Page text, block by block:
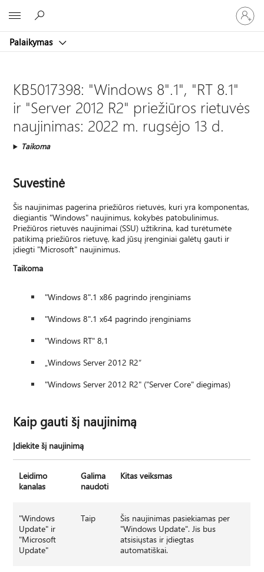
Palaikymas
prie
paskyros
KB5017398: "Windows 8".1", "RT 8.1"
ir "Server 2012 R2" priežiūros rietuvės
naujinimas: 2022 m. rugsėjo 13 d.
Taikoma
Suvestinė
Šis naujinimas pagerina priežiūros rietuvės, kuri yra komponentas,
diegiantis "Windows" naujinimus, kokybės patobulinimus.
Priežiūros rietuvės naujinimai (SSU) užtikrina, kad turėtumėte
patikimą priežiūros rietuvę, kad jūsų įrenginiai galėtų gauti ir
įdiegti "Microsoft" naujinimus.
Taikoma
"Windows 8".1 x86 pagrindo įrenginiams
"Windows 8".1 x64 pagrindo įrenginiams
"Windows RT" 8,1
„Windows Server 2012 R2“
"Windows Server 2012 R2" ("Server Core" diegimas)
Kaip gauti šį naujinimą
Įdiekite šį naujinimą
Leidimo
kanalas
Galima
naudoti
Kitas veiksmas
"Windows
Update" ir
"Microsoft
Update"
Taip
Šis naujinimas pasiekiamas per
"Windows Update". Jis bus
atsisiųstas ir įdiegtas
automatiškai.